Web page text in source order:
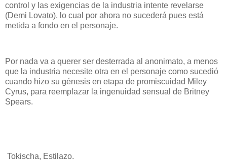
control y las exigencias de la industria intente revelarse
(Demi Lovato), lo cual por ahora no sucederá pues está
metida a fondo en el personaje.
Por nada va a querer ser desterrada al anonimato, a menos
que la industria necesite otra en el personaje como sucedió
cuando hizo su génesis en etapa de promiscuidad Miley
Cyrus, para reemplazar la ingenuidad sensual de Britney
Spears.
Tokischa, Estilazo.